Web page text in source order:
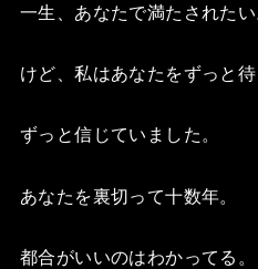
一生、あなたで満たされたい
けど、私はあなたをずっと待
ずっと信じていました。
あなたを裏切って十数年。
都合がいいのはわかってる。